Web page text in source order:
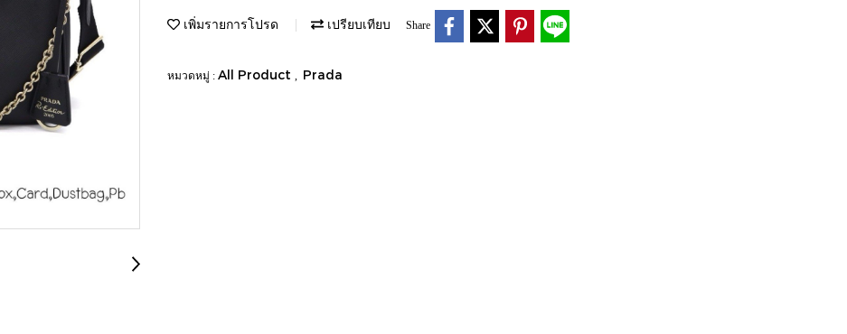
เพิ่มรายการโปรด เปรียบเทียบ Share
หมวดหมู่ : All Product Prada